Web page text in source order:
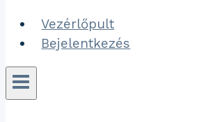
Vezérlőpult
Bejelentkezés